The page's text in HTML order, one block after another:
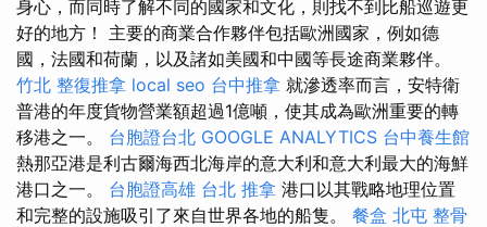
身心，而同時了解不同的國家和文化，則找不到比船巡遊更
好的地方！ 主要的商業合作夥伴包括歐洲國家，例如德
國，法國和荷蘭，以及諸如美國和中國等長途商業夥伴。
竹北 整復推拿 local seo 台中推拿 就滲透率而言，安特衛
普港的年度貨物營業額超過1億噸，使其成為歐洲重要的轉
移港之一。 台胞證台北 GOOGLE ANALYTICS 台中養生館
熱那亞港是利古爾海西北海岸的意大利和意大利最大的海鮮
港口之一。 台胞證高雄 台北 推拿 港口以其戰略地理位置
和完整的設施吸引了來自世界各地的船隻。 餐盒 北屯 整骨